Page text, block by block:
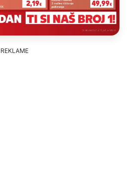
REKLAME